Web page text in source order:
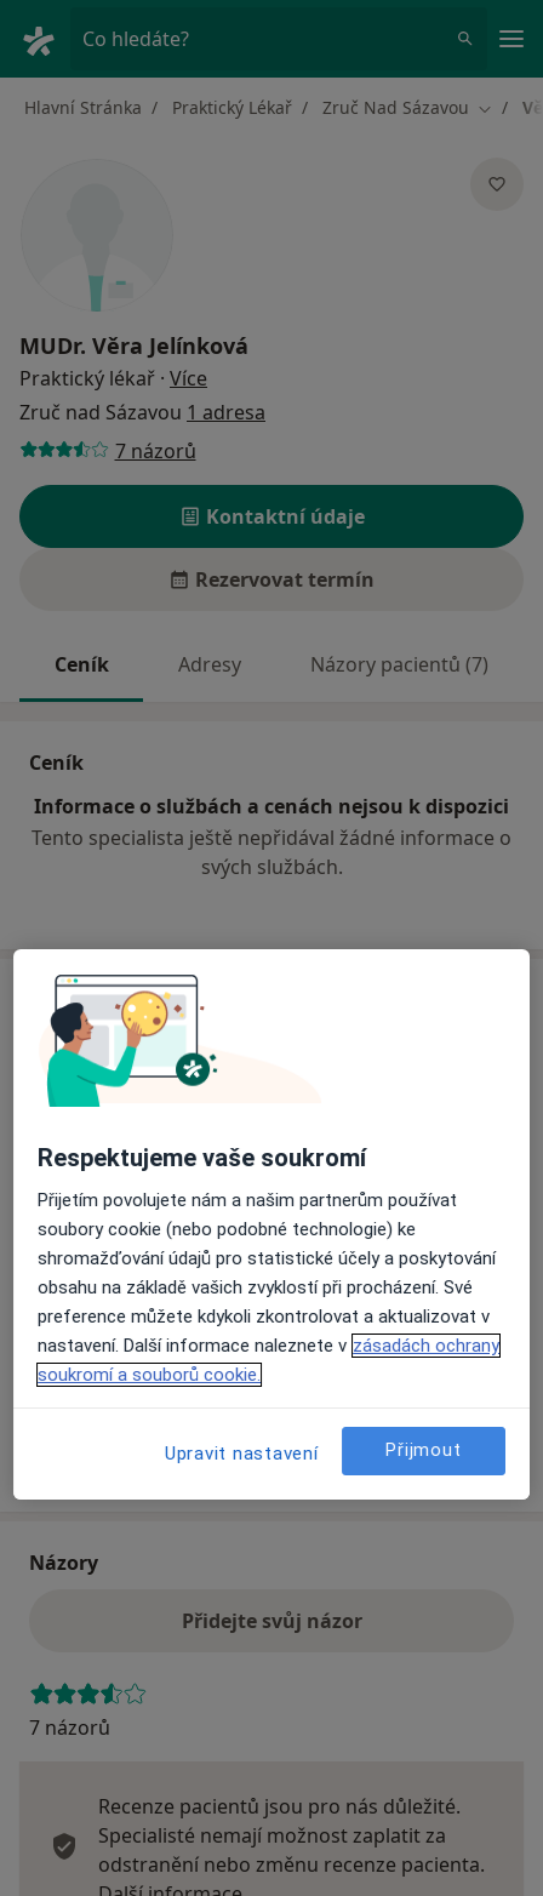
Co hledáte?
Hlavní Stránka Praktický Lékař Zruč Nad Sázavou Změna
MUDr. Věra Jelínková
Praktický lékař · Více
Zruč nad Sázavou 1 adresa
7 názorů
Kontaktní údaje
Rezervovat termín
Ceník Adresy Názory pacientů (7)
Ceník
Informace o službách a cenách nejsou k dispozici
Tento specialista ještě nepřidával žádné informace o
svých službách.
Adresa
Ordinace PL pro dospělé
Okružní 585, Zruč nad Sázavou
Přiblížit mapuse otevře v nové záložce
Dostupnost
Na této adrese online kalendář není aktivní
Co mám v takové situaci udělat?
Způsoby platby (soukromé návštěvy)
Na teto adrese lékař přijímá pacienty na pojišťovnu
Detaily
Víceo adrese
Názory
Přidejte svůj názor
7 názorů
Recenze pacientů jsou pro nás důležité.
Specialisté nemají možnost zaplatit za
odstranění nebo změnu recenze pacienta.
Respektujeme vaše soukromí
Přijetím povolujete nám a našim partnerům používat
soubory cookie (nebo podobné technologie) ke
shromažďování údajů pro statistické účely a poskytování
obsahu na základě vašich zvyklostí při procházení. Své
preference můžete kdykoli zkontrolovat a aktualizovat v
nastavení. Další informace naleznete v zásadách ochrany
soukromí a souborů cookie.
Upravit nastavení Přijmout